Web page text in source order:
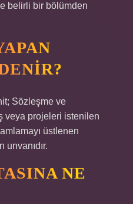
belirli bir bölümden
Sözleşme ve
veya projeleri istenilen
üstlenen
NE